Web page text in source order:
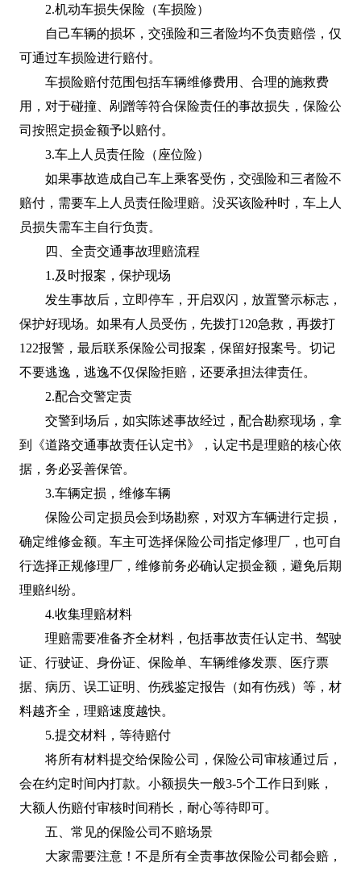
2.机动车损失保险（车损险）
自己车辆的损坏，交强险和三者险均不负责赔偿，仅
可通过车损险进行赔付。
车损险赔付范围包括车辆维修费用、合理的施救费
用，对于碰撞、剐蹭等符合保险责任的事故损失，保险公
司按照定损金额予以赔付。
3.车上人员责任险（座位险）
如果事故造成自己车上乘客受伤，交强险和三者险不
赔付，需要车上人员责任险理赔。没买该险种时，车上人
员损失需车主自行负责。
四、全责交通事故理赔流程
1.及时报案，保护现场
发生事故后，立即停车，开启双闪，放置警示标志，
保护好现场。如果有人员受伤，先拨打120急救，再拨打
122报警，最后联系保险公司报案，保留好报案号。切记
不要逃逸，逃逸不仅保险拒赔，还要承担法律责任。
2.配合交警定责
交警到场后，如实陈述事故经过，配合勘察现场，拿
到《道路交通事故责任认定书》，认定书是理赔的核心依
据，务必妥善保管。
3.车辆定损，维修车辆
保险公司定损员会到场勘察，对双方车辆进行定损，
确定维修金额。车主可选择保险公司指定修理厂，也可自
行选择正规修理厂，维修前务必确认定损金额，避免后期
理赔纠纷。
4.收集理赔材料
理赔需要准备齐全材料，包括事故责任认定书、驾驶
证、行驶证、身份证、保险单、车辆维修发票、医疗票
据、病历、误工证明、伤残鉴定报告（如有伤残）等，材
料越齐全，理赔速度越快。
5.提交材料，等待赔付
将所有材料提交给保险公司，保险公司审核通过后，
会在约定时间内打款。小额损失一般3-5个工作日到账，
大额人伤赔付审核时间稍长，耐心等待即可。
五、常见的保险公司不赔场景
大家需要注意！不是所有全责事故保险公司都会赔，